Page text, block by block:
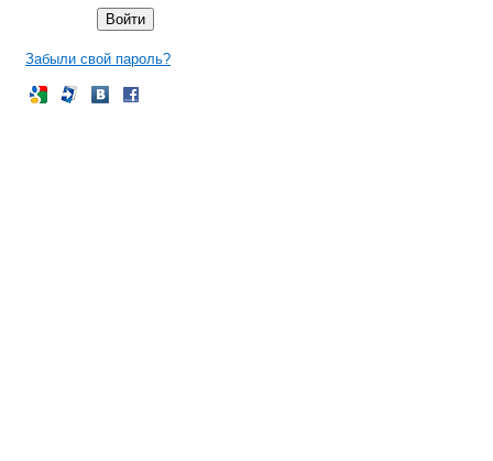
Забыли свой пароль?